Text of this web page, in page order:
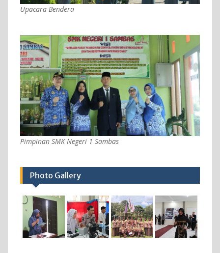
Upacara Bendera
Pimpinan SMK Negeri 1 Sambas
Photo Gallery